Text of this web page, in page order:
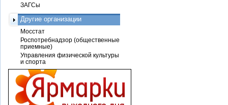
ЗАГСы
Другие организации
Мосстат
Роспотребнадзор (общественные
приемные)
Управления физической культуры
и спорта